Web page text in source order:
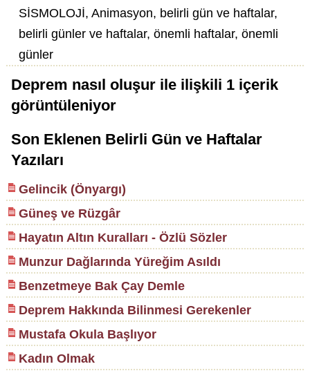
SİSMOLOJİ, Animasyon, belirli gün ve haftalar,
belirli günler ve haftalar, önemli haftalar, önemli
günler
Deprem nasıl oluşurile ilişkili 1içerik
görüntüleniyor
Son Eklenen Belirli Gün ve Haftalar
Yazıları
Gelincik (Önyargı)
Güneş ve Rüzgâr
Hayatın Altın Kuralları - Özlü Sözler
Munzur Dağlarında Yüreğim Asıldı
Benzetmeye Bak Çay Demle
Deprem Hakkında Bilinmesi Gerekenler
Mustafa Okula Başlıyor
Kadın Olmak